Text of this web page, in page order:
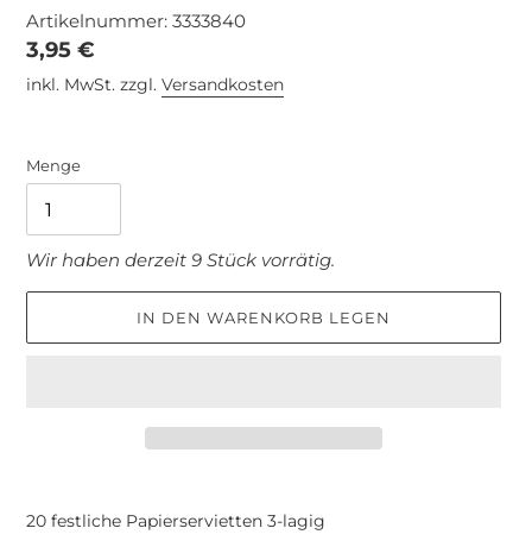
Artikelnummer: 3333840
Normaler
Preis
3,95 €
inkl. MwSt. zzgl. Versandkosten
Menge
Wir haben derzeit 9 Stück vorrätig.
IN DEN WARENKORB LEGEN
wird
20 festliche Papierservietten 3-lagig